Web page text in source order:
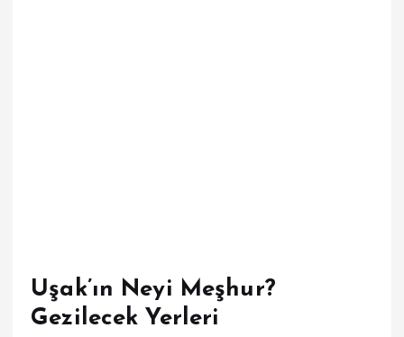
Uşak’ın Neyi Meşhur?
Gezilecek Yerleri